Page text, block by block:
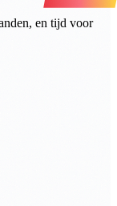
en tijd voor